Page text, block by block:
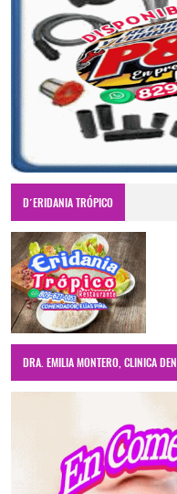
D´ERIDANIA TRÓPICO
DRA. EMILIA MONTERO, CLINICA